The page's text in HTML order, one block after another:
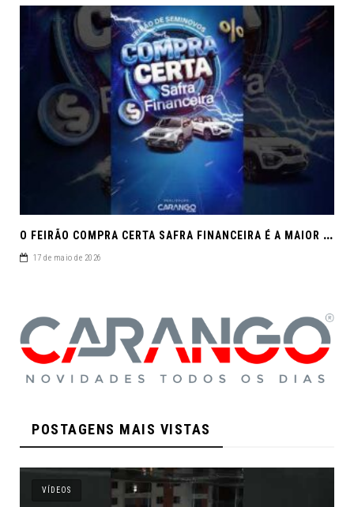
O
FEIRÃO COMPRA CERTA SAFRA FINANCEIRA É A MAIOR REUNIÃO DE SEMINOVOS DE MACEIÓ EM 2026.
17 de maio de 2026
POSTAGENS MAIS VISTAS
VÍDEOS